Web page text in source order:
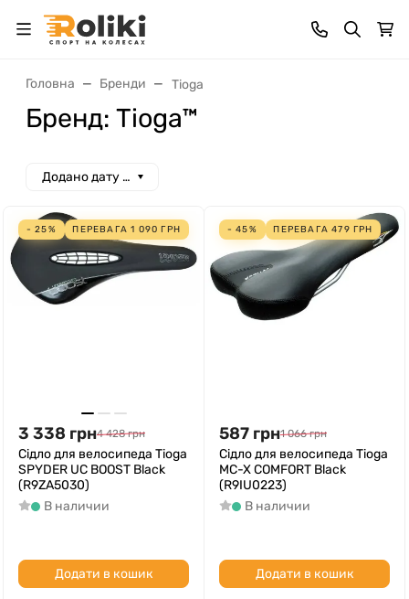
Головна Бренди Tioga
Бренд: Tioga™
Додано дату спад
- 25% ПЕРЕВАГА1 090 ГРН
3 338 грн4 428 грн
Сідло для велосипеда Tioga
SPYDER UC BOOST Black
(R9ZA5030)
В наличии
Додати в кошик
- 45% ПЕРЕВАГА479 ГРН
587 грн1 066 грн
Сідло для велосипеда Tioga
MC-X COMFORT Black
(R9IU0223)
В наличии
Додати в кошик